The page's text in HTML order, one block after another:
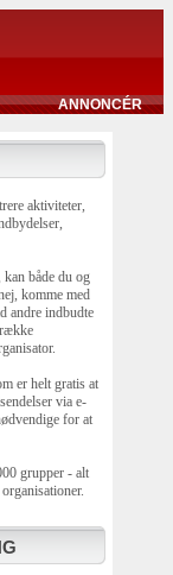
ANNONCÉR
aktiviteter,
både du og
komme med
andre indbudte
er helt gratis at
via e-
for at
grupper - alt